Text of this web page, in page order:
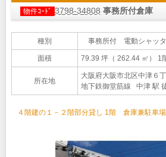
物件ｺｰﾄﾞ 3798-34808 事務所付倉庫
種別 事務所付 電動シャッタ
面積 79.39 坪（ 262.44 ㎡） 1
所在地
大阪府大阪市北区中津６
地下鉄御堂筋線 中津 駅
４階建の１－２階部分貸し 1階 倉庫兼駐